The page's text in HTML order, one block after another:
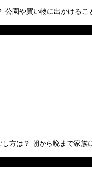
園や買い物に出かける
方は？ 朝から晩まで家族